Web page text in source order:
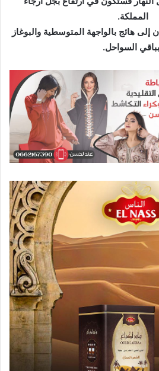
المملكة.
إلى هائج بالواجهة المتوسطية والبوغاز
السواحل.